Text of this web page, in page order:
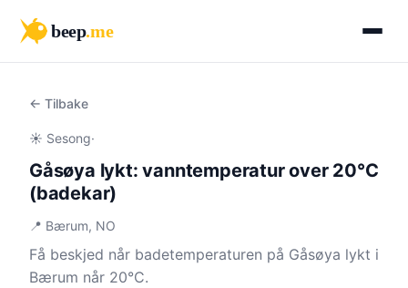
beep.me
← Tilbake
☀️ Sesong·
Gåsøya lykt: vanntemperatur over 20°C
(badekar)
📍 Bærum, NO
Få beskjed når badetemperaturen på Gåsøya lykt i
Bærum når 20°C.